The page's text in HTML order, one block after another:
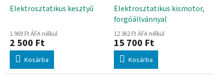
Elektrosztatikus kesztyű
1 969 Ft ÁFA nélkül
2 500 Ft
Kosárba
Elektrosztatikus kismotor,
forgóállvánnyal
12 362 Ft ÁFA nélkül
15 700 Ft
Kosárba